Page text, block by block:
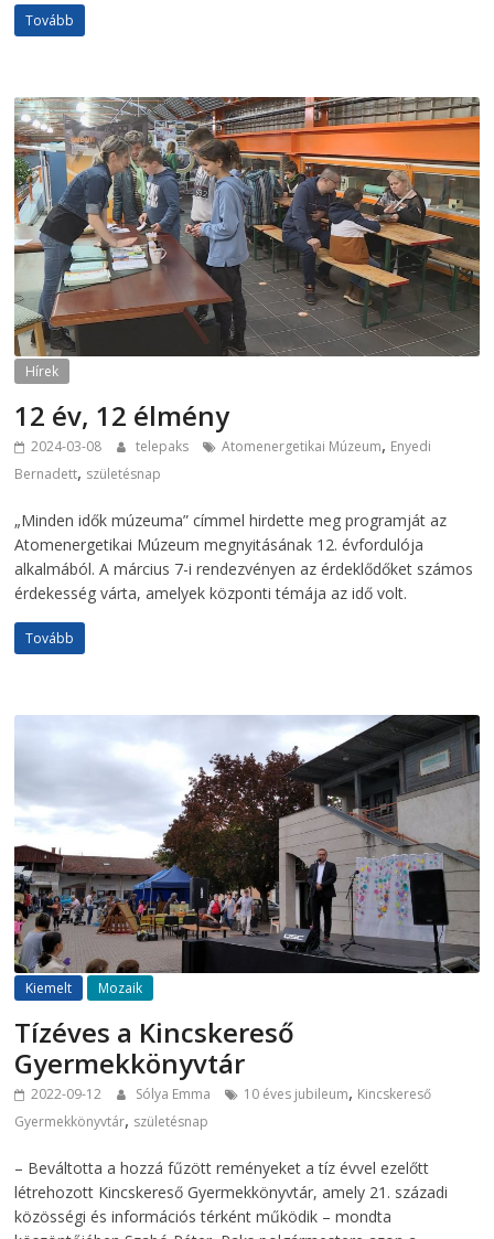
Tovább
Hírek
12 év, 12 élmény
2024-03-08 telepaks Atomenergetikai Múzeum, Enyedi
Bernadett, születésnap
„Minden idők múzeuma” címmel hirdette meg programját az
Atomenergetikai Múzeum megnyitásának 12. évfordulója
alkalmából. A március 7-i rendezvényen az érdeklődőket számos
érdekesség várta, amelyek központi témája az idő volt.
Tovább
Kiemelt Mozaik
Tízéves a Kincskereső
Gyermekkönyvtár
2022-09-12 Sólya Emma 10 éves jubileum, Kincskereső
Gyermekkönyvtár, születésnap
– Beváltotta a hozzá fűzött reményeket a tíz évvel ezelőtt
létrehozott Kincskereső Gyermekkönyvtár, amely 21. századi
közösségi és információs térként működik – mondta